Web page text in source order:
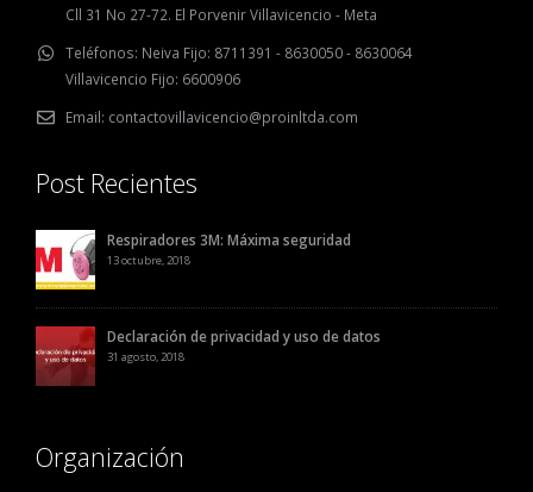
Cll 31 No 27-72. El Porvenir Villavicencio - Meta
Teléfonos: Neiva Fijo: 8711391 - 8630050 - 8630064
Villavicencio Fijo: 6600906
Email: contactovillavicencio@proinltda.com
Post Recientes
Respiradores 3M: Máxima seguridad
13 octubre, 2018
Declaración de privacidad y uso de datos
31 agosto, 2018
Organización